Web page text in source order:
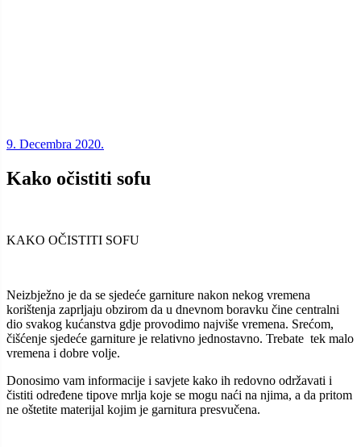
9. Decembra 2020.
Kako očistiti sofu
KAKO OČISTITI SOFU
Neizbježno je da se sjedeće garniture nakon nekog vremena
korištenja zaprljaju obzirom da u dnevnom boravku čine centralni
dio svakog kućanstva gdje provodimo najviše vremena. Srećom,
čišćenje sjedeće garniture je relativno jednostavno. Trebate tek malo
vremena i dobre volje.
Donosimo vam informacije i savjete kako ih redovno održavati i
čistiti određene tipove mrlja koje se mogu naći na njima, a da pritom
ne oštetite materijal kojim je garnitura presvučena.